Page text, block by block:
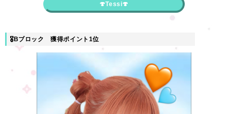
🍄Tessi🍄
🎖Bブロック 獲得ポイント1位